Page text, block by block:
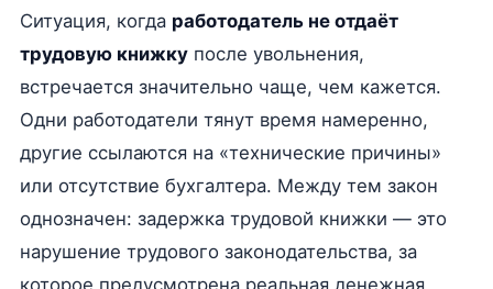
Ситуация, когда работодатель не отдаёт
трудовую книжкупосле увольнения,
встречается значительно чаще, чем кажется.
Одни работодатели тянут время намеренно,
другие ссылаются на «технические причины»
или отсутствие бухгалтера. Между тем закон
однозначен: задержка трудовой книжки — это
нарушение трудового законодательства, за